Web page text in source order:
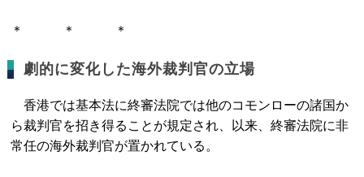
＊ ＊ ＊
劇的に変化した海外裁判官の立場
香港では基本法に終審法院では他のコモンローの諸国か
ら裁判官を招き得ることが規定され、以来、終審法院に非
常任の海外裁判官が置かれている。